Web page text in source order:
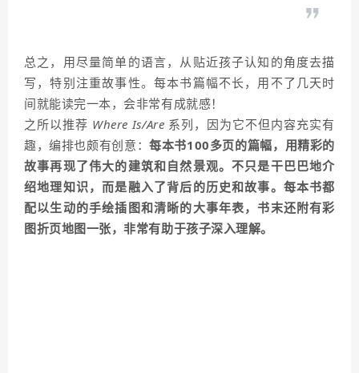
总之，用尽量简单的语言，从贴近孩子认知的角度去描
写，特别注重故事性。每本书篇幅不长，用不了几天时
间就能读完一本，会非常有成就感！
之所以推荐 Where Is/Are 系列，因为它不但内容充实有
趣，编排也颇有创意：每本书100多页的篇幅，用精彩的
故事再现了伟大的建筑和自然景观。不只是干巴巴地介
绍地理知识，而是融入了背后的历史和故事。每本书都
配以生动的手绘插图和清晰的大事年表，书末还附有彩
图折页地图一张，非常有助于孩子深入理解。